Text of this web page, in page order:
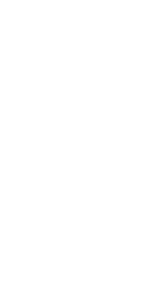
einem versicherten
gespeichert.
DIESES ARTIKELS
verbessern können.